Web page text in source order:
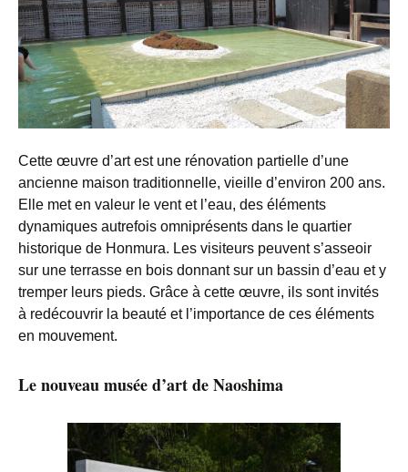
Cette œuvre d’art est une rénovation partielle d’une
ancienne maison traditionnelle, vieille d’environ 200 ans.
Elle met en valeur le vent et l’eau, des éléments
dynamiques autrefois omniprésents dans le quartier
historique de Honmura. Les visiteurs peuvent s’asseoir
sur une terrasse en bois donnant sur un bassin d’eau et y
tremper leurs pieds. Grâce à cette œuvre, ils sont invités
à redécouvrir la beauté et l’importance de ces éléments
en mouvement.
Le nouveau musée d’art de Naoshima